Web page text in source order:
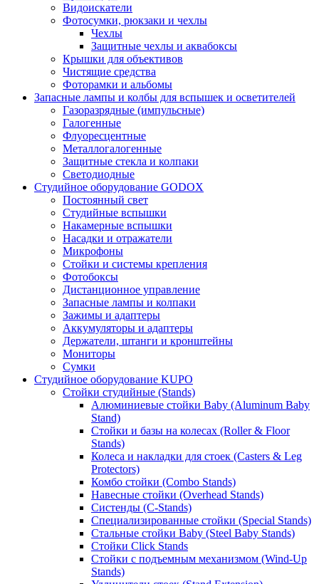
Видоискатели
Фотосумки, рюкзаки и чехлы
Чехлы
Защитные чехлы и аквабоксы
Крышки для объективов
Чистящие средства
Фоторамки и альбомы
Запасные лампы и колбы для вспышек и осветителей
Газоразрядные (импульсные)
Галогенные
Флуоресцентные
Металлогалогенные
Защитные стекла и колпаки
Светодиодные
Студийное оборудование GODOX
Постоянный свет
Студийные вспышки
Накамерные вспышки
Насадки и отражатели
Микрофоны
Стойки и системы крепления
Фотобоксы
Дистанционное управление
Запасные лампы и колпаки
Зажимы и адаптеры
Аккумуляторы и адаптеры
Держатели, штанги и кронштейны
Мониторы
Сумки
Студийное оборудование KUPO
Стойки студийные (Stands)
Алюминиевые стойки Baby (Aluminum Baby
Stand)
Стойки и базы на колесах (Roller & Floor
Stands)
Колеса и накладки для стоек (Casters & Leg
Protectors)
Комбо стойки (Combo Stands)
Навесные стойки (Overhead Stands)
Систенды (C-Stands)
Специализированные стойки (Special Stands)
Стальные стойки Baby (Steel Baby Stands)
Стойки Click Stands
Стойки с подъемным механизмом (Wind-Up
Stands)